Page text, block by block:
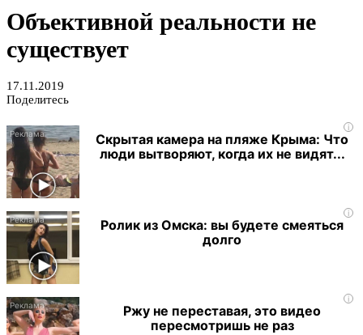
Объективной реальности не
существует
17.11.2019
Поделитесь
i
Скрытая камера на пляже Крыма: Что
люди вытворяют, когда их не видят...
i
Ролик из Омска: вы будете смеяться
долго
i
Ржу не переставая, это видео
пересмотришь не раз